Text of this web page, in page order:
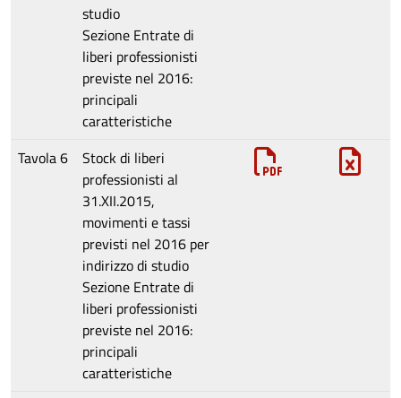
studio
Sezione Entrate di
liberi professionisti
previste nel 2016:
principali
caratteristiche
Tavola 6
Stock di liberi
professionisti al
31.XII.2015,
movimenti e tassi
previsti nel 2016 per
indirizzo di studio
Sezione Entrate di
liberi professionisti
previste nel 2016:
principali
caratteristiche